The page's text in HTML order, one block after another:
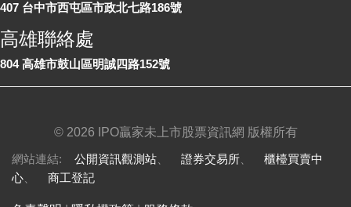
407 台中市西屯區市政北七路186號
高雄聯絡處
804 高雄市鼓山區明誠四路152號
© 2026 IPO贏家未上市股票資訊網 版權所有
網站連結: 公開資訊觀測站 證券交易所
櫃檯買賣中
心
商工登記